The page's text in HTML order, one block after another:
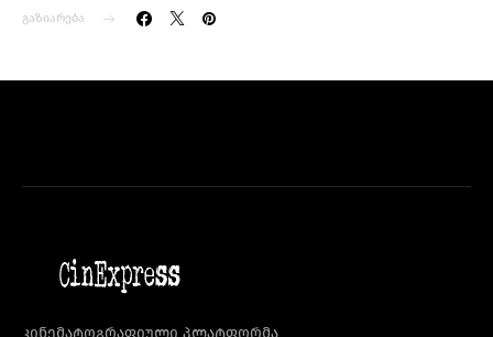
გაზიარება
კინემატოგრაფიული პლატფორმა